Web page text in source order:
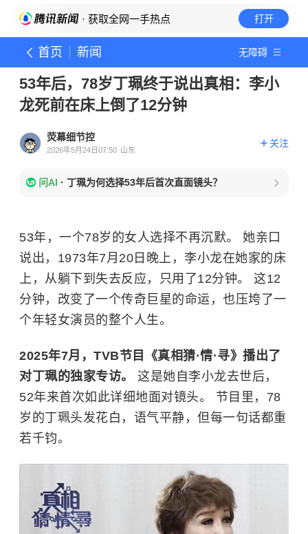
· 获取全网一手热点 打开
首页 新闻 无障碍
53年后，78岁丁珮终于说出真相：李小
龙死前在床上倒了12分钟
荧幕细节控
2026年5月24日07:50 山东
关注
问AI · 丁珮为何选择53年后首次直面镜头？
53年，一个78岁的女人选择不再沉默。 她亲口
说出，1973年7月20日晚上，李小龙在她家的床
上，从躺下到失去反应，只用了12分钟。 这12
分钟，改变了一个传奇巨星的命运，也压垮了一
个年轻女演员的整个人生。
2025年7月，TVB节目《真相猜·情·寻》播出了
对丁珮的独家专访。 这是她自李小龙去世后，
52年来首次如此详细地面对镜头。 节目里，78
岁的丁珮头发花白，语气平静，但每一句话都重
若千钧。